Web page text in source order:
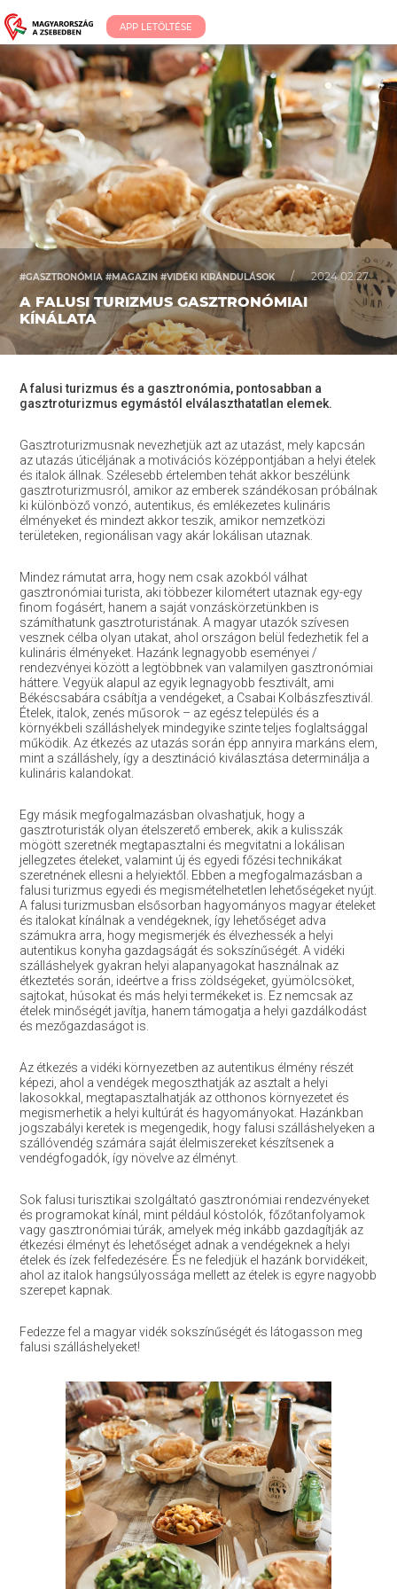
APP LETÖLTÉSE
#GASZTRONÓMIA #MAGAZIN #VIDÉKI KIRÁNDULÁSOK / 2024.02.27.
A FALUSI TURIZMUS GASZTRONÓMIAI
KÍNÁLATA
A falusi turizmus és a gasztronómia, pontosabban a
gasztroturizmus egymástól elválaszthatatlan elemek.
Gasztroturizmusnak nevezhetjük azt az utazást, mely kapcsán
az utazás úticéljának a motivációs középpontjában a helyi ételek
és italok állnak. Szélesebb értelemben tehát akkor beszélünk
gasztroturizmusról, amikor az emberek szándékosan próbálnak
ki különböző vonzó, autentikus, és emlékezetes kulináris
élményeket és mindezt akkor teszik, amikor nemzetközi
területeken, regionálisan vagy akár lokálisan utaznak.
Mindez rámutat arra, hogy nem csak azokból válhat
gasztronómiai turista, aki többezer kilométert utaznak egy-egy
finom fogásért, hanem a saját vonzáskörzetünkben is
számíthatunk gasztroturistának. A magyar utazók szívesen
vesznek célba olyan utakat, ahol országon belül fedezhetik fel a
kulináris élményeket. Hazánk legnagyobb eseményei /
rendezvényei között a legtöbbnek van valamilyen gasztronómiai
háttere. Vegyük alapul az egyik legnagyobb fesztivált, ami
Békéscsabára csábítja a vendégeket, a Csabai Kolbászfesztivál.
Ételek, italok, zenés műsorok – az egész település és a
környékbeli szálláshelyek mindegyike szinte teljes foglaltsággal
működik. Az étkezés az utazás során épp annyira markáns elem,
mint a szálláshely, így a desztináció kiválasztása determinálja a
kulináris kalandokat.
Egy másik megfogalmazásban olvashatjuk, hogy a
gasztroturisták olyan ételszerető emberek, akik a kulisszák
mögött szeretnék megtapasztalni és megvitatni a lokálisan
jellegzetes ételeket, valamint új és egyedi főzési technikákat
szeretnének ellesni a helyiektől. Ebben a megfogalmazásban a
falusi turizmus egyedi és megismételhetetlen lehetőségeket nyújt.
A falusi turizmusban elsősorban hagyományos magyar ételeket
és italokat kínálnak a vendégeknek, így lehetőséget adva
számukra arra, hogy megismerjék és élvezhessék a helyi
autentikus konyha gazdagságát és sokszínűségét. A vidéki
szálláshelyek gyakran helyi alapanyagokat használnak az
étkeztetés során, ideértve a friss zöldségeket, gyümölcsöket,
sajtokat, húsokat és más helyi termékeket is. Ez nemcsak az
ételek minőségét javítja, hanem támogatja a helyi gazdálkodást
és mezőgazdaságot is.
Az étkezés a vidéki környezetben az autentikus élmény részét
képezi, ahol a vendégek megoszthatják az asztalt a helyi
lakosokkal, megtapasztalhatják az otthonos környezetet és
megismerhetik a helyi kultúrát és hagyományokat. Hazánkban
jogszabályi keretek is megengedik, hogy falusi szálláshelyeken a
szállóvendég számára saját élelmiszereket készítsenek a
vendégfogadók, így növelve az élményt.
Sok falusi turisztikai szolgáltató gasztronómiai rendezvényeket
és programokat kínál, mint például kóstolók, főzőtanfolyamok
vagy gasztronómiai túrák, amelyek még inkább gazdagítják az
étkezési élményt és lehetőséget adnak a vendégeknek a helyi
ételek és ízek felfedezésére. És ne feledjük el hazánk borvidékeit,
ahol az italok hangsúlyossága mellett az ételek is egyre nagyobb
szerepet kapnak.
Fedezze fel a magyar vidék sokszínűségét és látogasson meg
falusi szálláshelyeket!